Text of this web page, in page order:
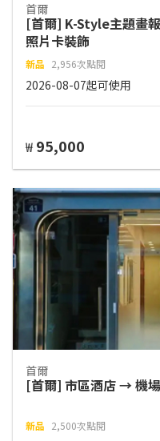
首爾
[首爾] K-Style主題畫
照片卡裝飾
新品 2,956次點閱
2026-08-07起可使用
₩ 95,000
首爾
[首爾] 市區酒店 → 機
新品 2,500次點閱